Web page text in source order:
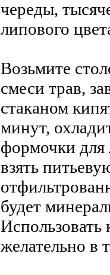
череды,
липового
Возьмите
смеси трав,
стаканом
минут,
формочки для
взять
будет
Использовать
желательно в